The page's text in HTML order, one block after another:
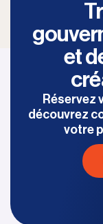
et
Réservez
découvrez
votre